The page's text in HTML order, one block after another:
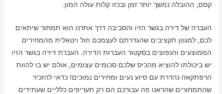
קסם, ההובלה נמשך יותר זמן ובכזו קלות עולה המון.
העברה של דירה בגשר הזיו והסביבה דרך אתרנו הוא תמחור שיתאים
לכם, למגוון תקציבים שהגדרתם לעצמכם וזול ויטאלית מהמחירים
הממוצעים והנפוצים בסקטור העברות הדירה. העברת דירה בגשר הזיו
יש ביכולתו להוציא מהכיס שלכם סכומים עצומים, אולם יש בו להוות
הרפתקאה נהדרת עם סיוע נעים ומחירים נמוכים! כדאי להזכיר
שהתמחורים שהראנו פה עבורכם הם רק תעריפים כלליים שעתידים